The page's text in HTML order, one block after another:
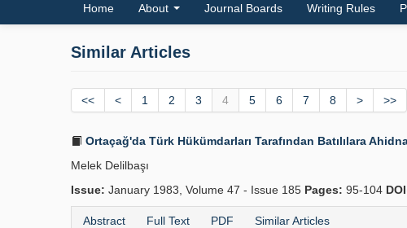
Home About Journal Boards Writing Rules
Similar Articles
<< < 1 2 3 4 5 6 7 8 > >>
Ortaçağ'da Türk Hükümdarları Tarafından Batılılara
Melek Delilbaşı
Issue: January 1983, Volume 47 - Issue 185 Pages: 95-104
Abstract Full Text PDF Similar Articles